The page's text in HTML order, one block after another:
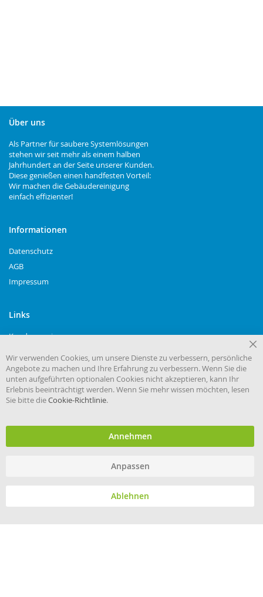
Über uns
Als Partner für saubere Systemlösungen
stehen wir seit mehr als einem halben
Jahrhundert an der Seite unserer Kunden.
Diese genießen einen handfesten Vorteil:
Wir machen die Gebäudereinigung
einfach effizienter!
Informationen
Datenschutz
AGB
Impressum
Links
Kundenservice
eHygiene.de
Kontakt
Maria-Goeppert-Mayer-Straße 2
Wir verwenden Cookies, um unsere Dienste zu verbessern, persönliche
Angebote zu machen und Ihre Erfahrung zu verbessern. Wenn Sie die
unten aufgeführten optionalen Cookies nicht akzeptieren, kann Ihr
Erlebnis beeinträchtigt werden. Wenn Sie mehr wissen möchten, lesen
Sie bitte dieCookie-Richtlinie.
Annehmen
Anpassen
Ablehnen